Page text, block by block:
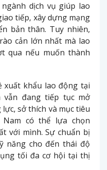
dịch vụ giúp lao
tiếp, xây dựng mạng
bản thân. Tuy nhiên,
cản lớn nhất mà lao
qua nếu muốn thành
xuất khẩu lao động tại
vẫn đang tiếp tục mở
sở thích và mục tiêu
có thể lựa chọn
với mình. Sự chuẩn bị
năng cho đến thái độ
tối đa cơ hội tại thị